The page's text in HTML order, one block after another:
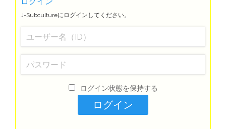
J-Subcultureにログインしてください。
ログイン状態を保持する